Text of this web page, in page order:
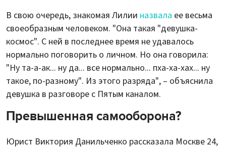
В свою очередь, знакомая Лилии назвала ее весьма
своеобразным человеком. "Она такая "девушка-
космос". С ней в последнее время не удавалось
нормально поговорить о личном. Но она говорила:
"Ну та-а-ак... ну да... все нормально... пха-ха-хах... ну
такое, по-разному". Из этого разряда", – объяснила
девушка в разговоре с Пятым каналом.
Превышенная самооборона?
Юрист Виктория Данильченко рассказала Москве 24,